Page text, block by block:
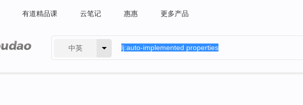
有道精品课 云笔记 惠惠 更多产品
中英